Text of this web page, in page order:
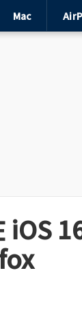
Mac